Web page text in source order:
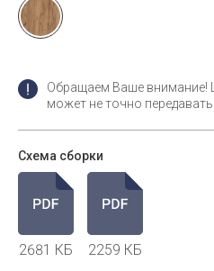
Обращаем Ваше внимание!
может не точно
Схема сборки
2681 КБ 2259 КБ